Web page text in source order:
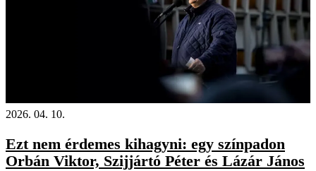
2026. 04. 10.
Ezt nem érdemes kihagyni: egy színpadon
Orbán Viktor, Szijjártó Péter és Lázár János